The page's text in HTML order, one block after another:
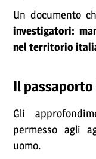
Un documento
investigatori:
nel territorio
Il
Gli
permesso agli
uomo.